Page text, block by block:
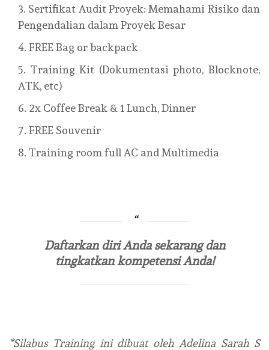
Sertifikat Audit Proyek: Memahami Risiko dan
Pengendalian dalam Proyek Besar
FREE Bag or backpack
Training Kit (Dokumentasi photo, Blocknote,
ATK, etc)
2x Coffee Break & 1 Lunch, Dinner
FREE Souvenir
Training room full AC and Multimedia
Daftarkan diri Anda sekarang dan
tingkatkan kompetensi Anda!
*Silabus Training ini dibuat oleh Adelina Sarah S